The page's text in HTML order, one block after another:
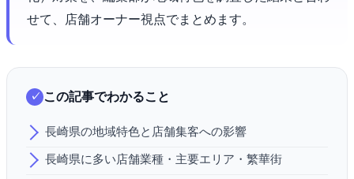
せて、店舗オーナー視点でまとめます。
この記事でわかること
長崎県の地域特色と店舗集客への影響
長崎県に多い店舗業種・主要エリア・繁華街